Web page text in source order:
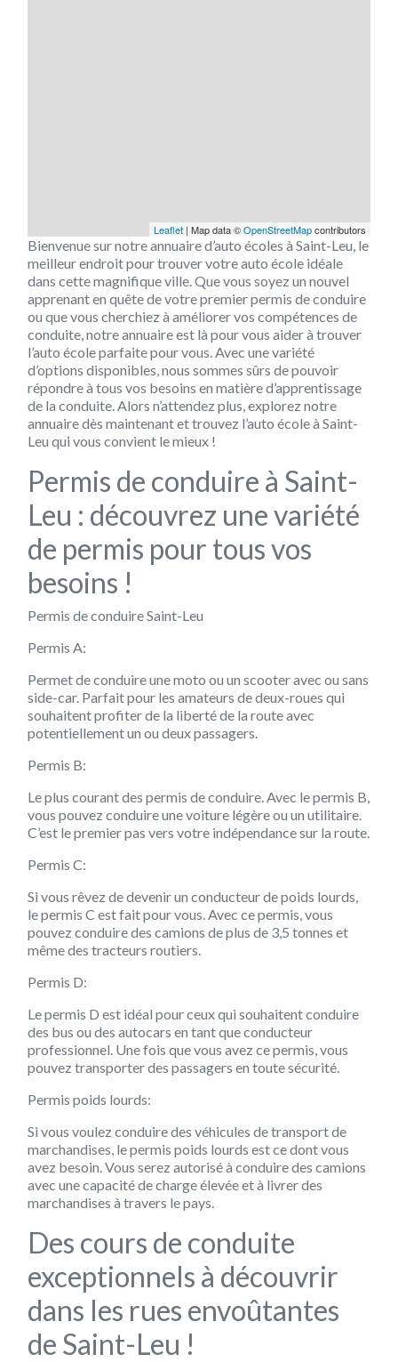
Leaflet | Map data ©OpenStreetMapcontributors
Bienvenue sur notre annuaire d’auto écoles à Saint-Leu, le
meilleur endroit pour trouver votre auto école idéale
dans cette magnifique ville. Que vous soyez un nouvel
apprenant en quête de votre premier permis de conduire
ou que vous cherchiez à améliorer vos compétences de
conduite, notre annuaire est là pour vous aider à trouver
l’auto école parfaite pour vous. Avec une variété
d’options disponibles, nous sommes sûrs de pouvoir
répondre à tous vos besoins en matière d’apprentissage
de la conduite. Alors n’attendez plus, explorez notre
annuaire dès maintenant et trouvez l’auto école à Saint-
Leu qui vous convient le mieux !
Permis de conduire à Saint-
Leu : découvrez une variété
de permis pour tous vos
besoins !
Permis de conduire Saint-Leu
Permis A:
Permet de conduire une moto ou un scooter avec ou sans
side-car. Parfait pour les amateurs de deux-roues qui
souhaitent profiter de la liberté de la route avec
potentiellement un ou deux passagers.
Permis B:
Le plus courant des permis de conduire. Avec le permis B,
vous pouvez conduire une voiture légère ou un utilitaire.
C’est le premier pas vers votre indépendance sur la route.
Permis C:
Si vous rêvez de devenir un conducteur de poids lourds,
le permis C est fait pour vous. Avec ce permis, vous
pouvez conduire des camions de plus de 3,5 tonnes et
même des tracteurs routiers.
Permis D:
Le permis D est idéal pour ceux qui souhaitent conduire
des bus ou des autocars en tant que conducteur
professionnel. Une fois que vous avez ce permis, vous
pouvez transporter des passagers en toute sécurité.
Permis poids lourds:
Si vous voulez conduire des véhicules de transport de
marchandises, le permis poids lourds est ce dont vous
avez besoin. Vous serez autorisé à conduire des camions
avec une capacité de charge élevée et à livrer des
marchandises à travers le pays.
Des cours de conduite
exceptionnels à découvrir
dans les rues envoûtantes
de Saint-Leu !